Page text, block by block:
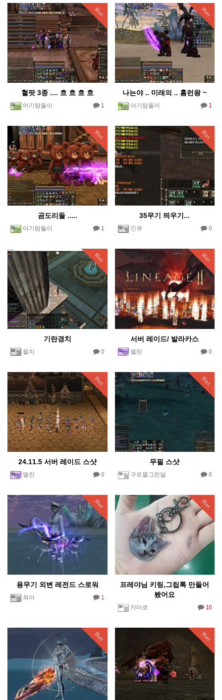
Hot
혈팟 3종 .... 흐 흐 흐 흐
아기탐돌이 1
Hot
나는야 .. 미래의 .. 홈런왕 ~
아기탐돌이 1
Hot
곰도리들 .....
아기탐돌이 1
Hot
35무기 띄우기...
인큐 0
Hot
기란경치
올치 0
Hot
서버 레이드/ 발라카스
엘린 0
Hot
24.11.5 서버 레이드 스샷
엘린 0
Hot
무필 스샷
구르믈그린달 0
Hot
용무기 외변 레전드 스로워
최아 1
Hot
프레야님 키링,그립톡 만들어
봤어요
카마로 10
Hot Hot